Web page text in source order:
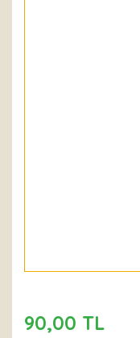
90,00 TL